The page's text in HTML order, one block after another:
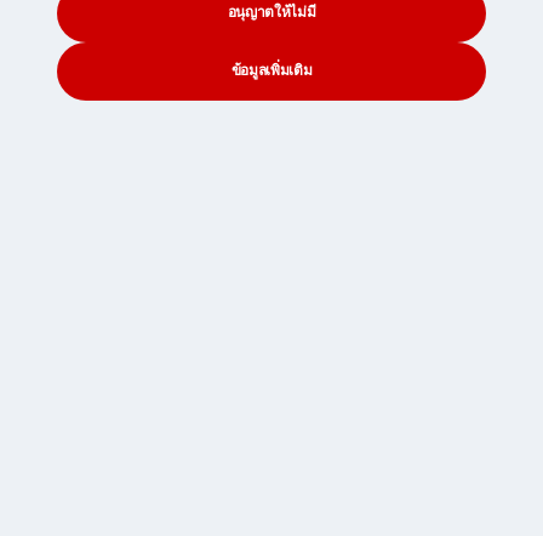
หน้าเพจนี้อัปเดตล่าสุดเมื่อวันที่ 01/07/2021
อนุญาตให้ไม่มี
ข้อมูลเพิ่มเติม